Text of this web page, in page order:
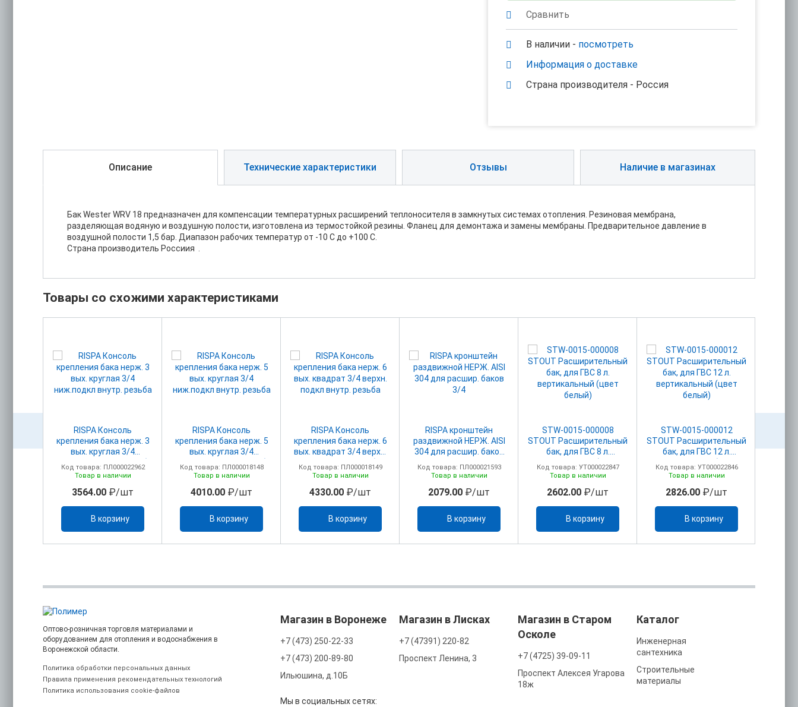
Сравнить
В наличии - посмотреть
Информация о доставке
Страна производителя - Россия
Описание Технические характеристики Отзывы Наличие в магазинах
Бак Wester WRV 18 предназначен для компенсации температурных расширений теплоносителя в замкнутых системах отопления. Резиновая мембрана,
разделяющая водяную и воздушную полости, изготовлена из термостойкой резины. Фланец для демонтажа и замены мембраны. Предварительное давление в
воздушной полости 1,5 бар. Диапазон рабочих температур от -10 С до +100 С.
Страна производитель Россиия .
Товары со схожими характеристиками
RISPA Консоль
крепления бака нерж. 3
вых. круглая 3/4
Код товара: ПЛ000022962
Товар в наличии
3564.00 ₽/шт
В корзину
RISPA Консоль
крепления бака нерж. 5
вых. круглая 3/4
Код товара: ПЛ000018148
Товар в наличии
4010.00 ₽/шт
В корзину
RISPA Консоль
крепления бака нерж. 6
вых. квадрат 3/4 верхн.
Код товара: ПЛ000018149
Товар в наличии
4330.00 ₽/шт
В корзину
RISPA кронштейн
раздвижной НЕРЖ. AISI
304 для расшир. баков
Код товара: ПЛ000021593
Товар в наличии
2079.00 ₽/шт
В корзину
STW-0015-000008
STOUT Расширительный
бак, для ГВС 8 л.
белый)
Код товара: УТ000022847
Товар в наличии
2602.00 ₽/шт
В корзину
STW-0015-000012
STOUT Расширительный
бак, для ГВС 12 л.
белый)
Код товара: УТ000022846
Товар в наличии
2826.00 ₽/шт
В корзину
Оптово-розничная торговля материалами и
оборудованием для отопления и водоснабжения в
Воронежской области.
Политика обработки персональных данных
Правила применения рекомендательных технологий
Политика использования cookie-файлов
Магазин в Воронеже
+7 (473) 250-22-33
+7 (473) 200-89-80
Ильюшина, д.10Б
Мы в социальных сетях:
Магазин в Лисках
+7 (47391) 220-82
Проспект Ленина, 3
Магазин в Старом
Осколе
+7 (4725) 39-09-11
Проспект Алексея Угарова
18ж
Каталог
Инженерная
сантехника
Строительные
материалы